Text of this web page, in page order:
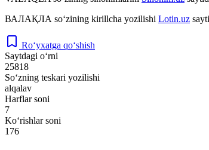
ВАЛАҚЛА so‘zining kirillcha yozilishi Lotin.uz
Ro‘yxatga qo‘shish
Saytdagi o‘rni
25818
So‘zning teskari yozilishi
alqalav
Harflar soni
7
Ko‘rishlar soni
176